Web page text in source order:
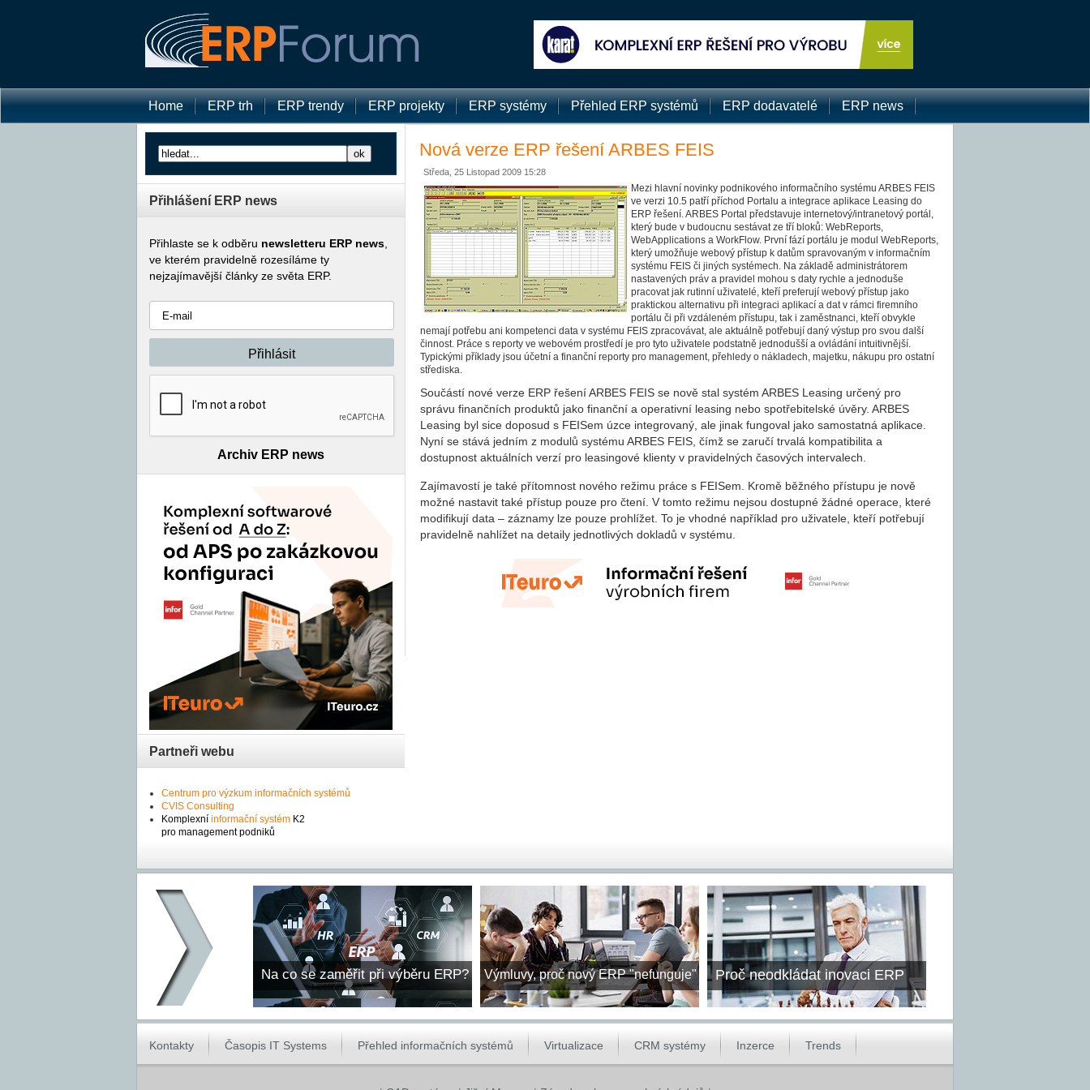
Home ERP trh ERP trendy ERP projekty ERP systémy Přehled ERP systémů ERP dodavatelé ERP news
Přihlášení ERP news
Přihlaste se k odběru newsletteru ERP news
ve kterém pravidelně rozesíláme ty
nejzajímavější články ze světa ERP.
Archiv ERP news
Partneři webu
Centrum pro výzkum informačních systémů
CVIS Consulting
Komplexní informační systém K2
pro management podniků
Nová verze ERP řešení ARBES FEIS
Středa, 25 Listopad 2009 15:28
Mezi hlavní novinky podnikového informačního systému ARBES FEIS
ve verzi 10.5 patří příchod Portalu a integrace aplikace Leasing do
ERP řešení. ARBES Portal představuje internetový/intranetový portál,
který bude v budoucnu sestávat ze tří bloků: WebReports,
WebApplications a WorkFlow. První fází portálu je modul WebReports,
který umožňuje webový přístup k datům spravovaným v informačním
systému FEIS či jiných systémech. Na základě administrátorem
nastavených práv a pravidel mohou s daty rychle a jednoduše
pracovat jak rutinní uživatelé, kteří preferují webový přístup jako
praktickou alternativu při integraci aplikací a dat v rámci firemního
portálu či při vzdáleném přístupu, tak i zaměstnanci, kteří obvykle
nemají potřebu ani kompetenci data v systému FEIS zpracovávat, ale aktuálně potřebují daný výstup pro svou další
činnost. Práce s reporty ve webovém prostředí je pro tyto uživatele podstatně jednodušší a ovládání intuitivnější.
Typickými příklady jsou účetní a finanční reporty pro management, přehledy o nákladech, majetku, nákupu pro ostatní
střediska.
Součástí nové verze ERP řešení ARBES FEIS se nově stal systém ARBES Leasing určený pro
správu finančních produktů jako finanční a operativní leasing nebo spotřebitelské úvěry. ARBES
Leasing byl sice doposud s FEISem úzce integrovaný, ale jinak fungoval jako samostatná aplikace.
Nyní se stává jedním z modulů systému ARBES FEIS, čímž se zaručí trvalá kompatibilita a
dostupnost aktuálních verzí pro leasingové klienty v pravidelných časových intervalech.
Zajímavostí je také přítomnost nového režimu práce s FEISem. Kromě běžného přístupu je nově
možné nastavit také přístup pouze pro čtení. V tomto režimu nejsou dostupné žádné operace, které
modifikují data – záznamy lze pouze prohlížet. To je vhodné například pro uživatele, kteří potřebují
pravidelně nahlížet na detaily jednotlivých dokladů v systému.
Na co se zaměřit při výběru ERP? Výmluvy, proč nový ERP "nefunguje" Proč neodkládat inovaci ERP
Kontakty Časopis IT Systems Přehled informačních systémů Virtualizace CRM systémy Inzerce Trends